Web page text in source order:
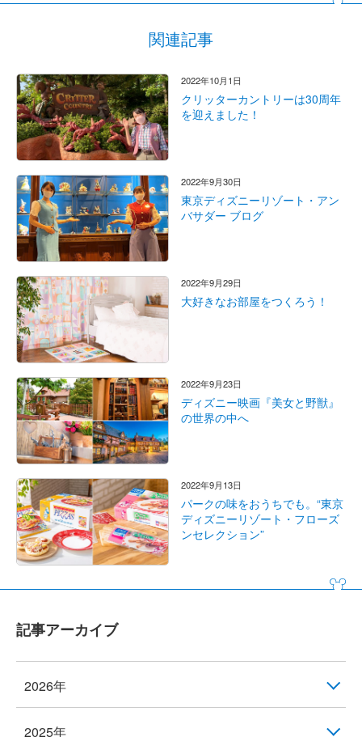
関連記事
2022年10月1日
クリッターカントリーは30周年
を迎えました！
2022年9月30日
東京ディズニーリゾート・アン
バサダー ブログ
2022年9月29日
大好きなお部屋をつくろう！
2022年9月23日
ディズニー映画『美女と野獣』
の世界の中へ
2022年9月13日
パークの味をおうちでも。“東京
ディズニーリゾート・フローズ
ンセレクション”
記事アーカイブ
2026年
2025年